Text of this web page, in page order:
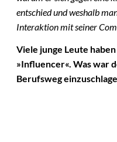
entschied und weshalb
Interaktion mit seiner
Viele junge Leute
»Influencer«. Was war
Berufsweg